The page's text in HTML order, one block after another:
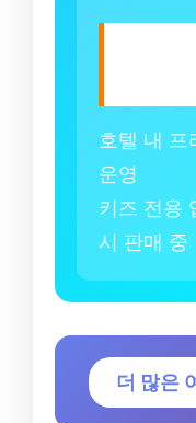
호텔 내 프
운영
키즈 전용
시 판매 중
더 많은